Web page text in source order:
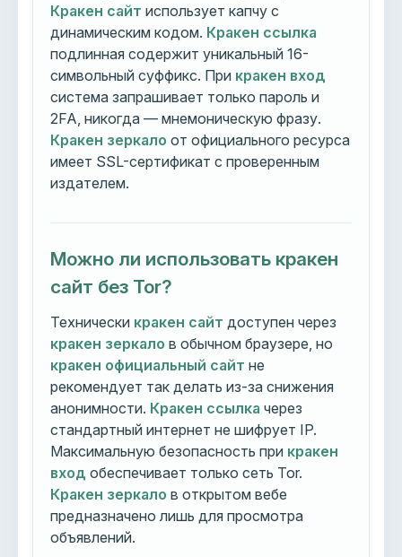
Кракен сайт использует капчу с
динамическим кодом. Кракен ссылка
подлинная содержит уникальный 16-
символьный суффикс. При кракен вход
система запрашивает только пароль и
2FA, никогда — мнемоническую фразу.
Кракен зеркало от официального ресурса
имеет SSL-сертификат с проверенным
издателем.
Можно ли использовать кракен
сайт без Tor?
Технически кракен сайт доступен через
кракен зеркало в обычном браузере, но
кракен официальный сайт не
рекомендует так делать из-за снижения
анонимности. Кракен ссылка через
стандартный интернет не шифрует IP.
Максимальную безопасность при кракен
вход обеспечивает только сеть Tor.
Кракен зеркало в открытом вебе
предназначено лишь для просмотра
объявлений.